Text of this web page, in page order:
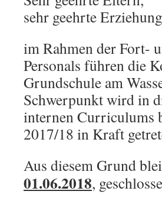
sehr geehrte
im Rahmen der Fort-
Personals führen die
Grundschule am
Schwerpunkt wird in
internen Curriculums
2017/18 in Kraft
Aus diesem Grund
01.06.2018,